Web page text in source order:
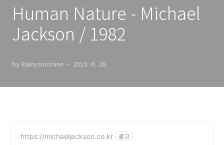
Human Nature - Michael
Jackson / 1982
by Rainysunshine 2019. 6. 26.
https://michaeljackson.co.kr 광고